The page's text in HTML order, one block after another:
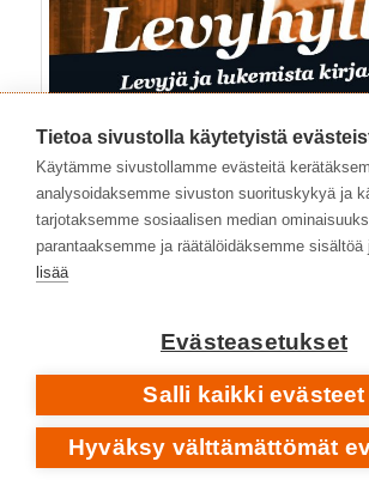
Tietoa sivustolla käytetyistä
Käytämme sivustollamme evästeitä
analysoidaksemme sivuston suorituskykyä ja
tarjotaksemme sosiaalisen median
parantaaksemme ja räätälöidäksemme sisältöä
lisää
Evästeasetukset
Salli kaikki evästeet
Hyväksy välttämättömät